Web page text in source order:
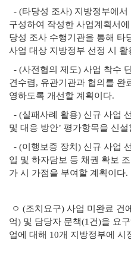
- (타당성 조사) 지방정부에
구성하여 작성한 사업계획서
당성 조사 수행기관을 통해 타
사업 대상 지방정부 선정 시 활
- (사전협의 제도) 사업 착수
견수렴, 유관기관과 협의를 완
영하도록 개선할 계획이다.
- (실패사례 활용) 신규 사업
및 대응 방안’ 평가항목을 신
- (이행보증 장치) 신규 사업
입 및 하자담보 등 채권 확보
가 시 가점을 부여할 계획이다.
ㅇ (조치요구) 사업 미완료 건
억) 및 담당자 문책(1건)을 요
업에 대해 10개 지방정부에 시